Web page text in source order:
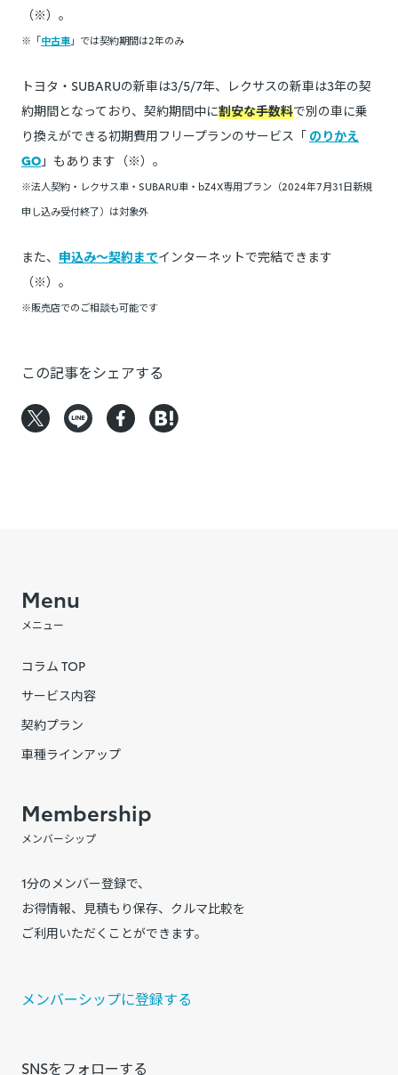
（※）。
※「中古車」では契約期間は2年のみ
トヨタ・SUBARUの新車は3/5/7年、レクサスの新車は3年の契
約期間となっており、契約期間中に割安な手数料で別の車に乗
り換えができる初期費用フリープランのサービス「 のりかえ
GO 」もあります（※）。
※法人契約・レクサス車・SUBARU車・bZ4X専用プラン（2024年7月31日新規
申し込み受付終了）は対象外
また、 申込み～契約までインターネットで完結できます
（※）。
※販売店でのご相談も可能です
この記事をシェアする
Menu
メニュー
コラム TOP
サービス内容
契約プラン
車種ラインアップ
Membership
メンバーシップ
1分のメンバー登録で、
お得情報、見積もり保存、クルマ比較を
ご利用いただくことができます。
メンバーシップに登録する
SNSをフォローする